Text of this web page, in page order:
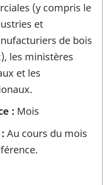
(y compris le
et
de bois
les ministères
et les
: Mois
Au cours du mois